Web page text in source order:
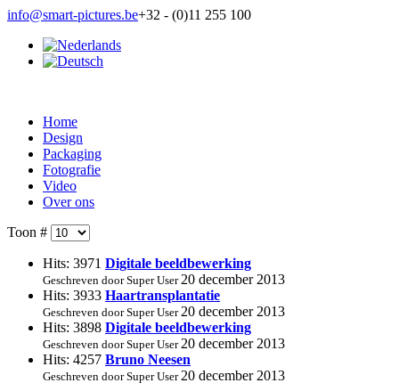
info@smart-pictures.be+32 - (0)11 255 100
Home
Design
Packaging
Fotografie
Video
Over ons
Toon #
Hits: 3971 Digitale beeldbewerking
Geschreven door Super User 20 december 2013
Hits: 3933 Haartransplantatie
Geschreven door Super User 20 december 2013
Hits: 3898 Digitale beeldbewerking
Geschreven door Super User 20 december 2013
Hits: 4257 Bruno Neesen
Geschreven door Super User 20 december 2013